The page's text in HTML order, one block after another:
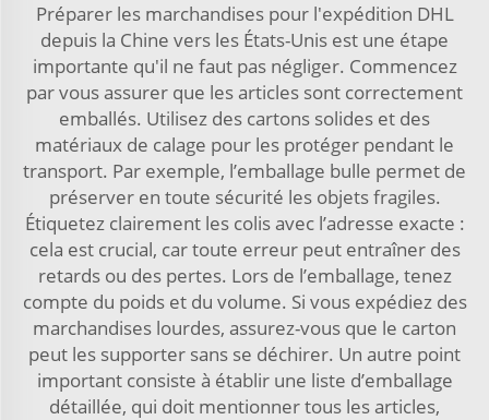
Préparer les marchandises pour l'expédition DHL
depuis la Chine vers les États-Unis est une étape
importante qu'il ne faut pas négliger. Commencez
par vous assurer que les articles sont correctement
emballés. Utilisez des cartons solides et des
matériaux de calage pour les protéger pendant le
transport. Par exemple, l’emballage bulle permet de
préserver en toute sécurité les objets fragiles.
Étiquetez clairement les colis avec l’adresse exacte :
cela est crucial, car toute erreur peut entraîner des
retards ou des pertes. Lors de l’emballage, tenez
compte du poids et du volume. Si vous expédiez des
marchandises lourdes, assurez-vous que le carton
peut les supporter sans se déchirer. Un autre point
important consiste à établir une liste d’emballage
détaillée, qui doit mentionner tous les articles,